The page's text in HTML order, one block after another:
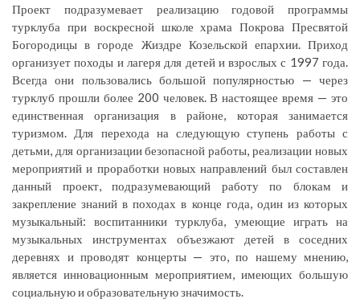
Проект подразумевает реализацию годовой программы
турклуба при воскресной школе храма Покрова Пресвятой
Богородицы в городе Жиздре Козельской епархии. Приход
организует походы и лагеря для детей и взрослых с 1997 года.
Всегда они пользовались большой популярностью — через
турклуб прошли более 200 человек. В настоящее время — это
единственная организация в районе, которая занимается
туризмом. Для перехода на следующую ступень работы с
детьми, для организации безопасной работы, реализации новых
мероприятий и проработки новых направлений был составлен
данный проект, подразумевающий работу по блокам и
закрепление знаний в походах в конце года, один из которых
музыкальный: воспитанники турклуба, умеющие играть на
музыкальных инструментах объезжают детей в соседних
деревнях и проводят концерты — это, по нашему мнению,
является инновационным мероприятием, имеющих большую
социальную и образовательную значимость.